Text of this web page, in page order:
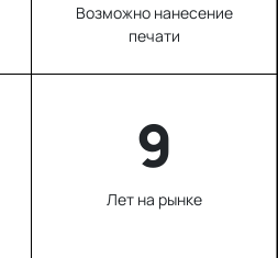
Возможно нанесение
печати
9
Лет на рынке